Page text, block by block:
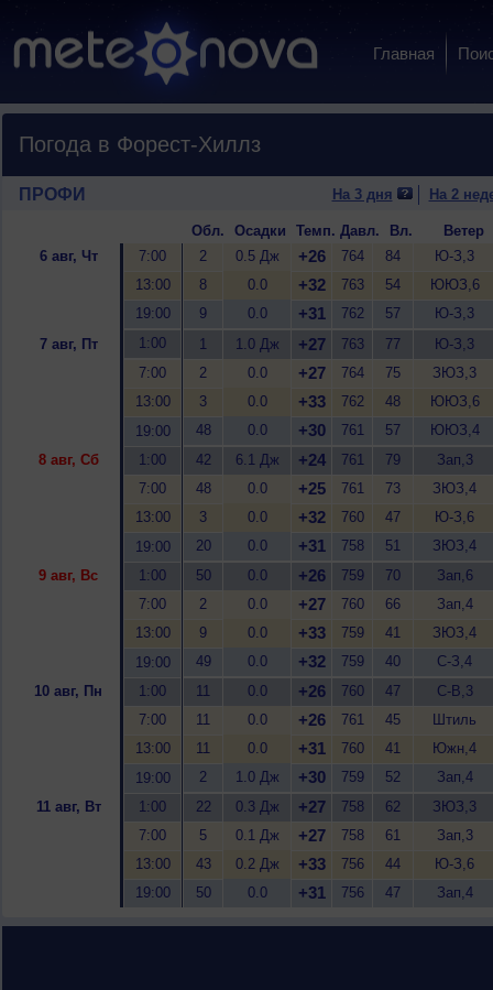
Главная
Погода в Форест-Хиллз
ПРОФИ На 3 дня На 2
Обл. Осадки Темп. Давл. Вл.
Ветер
6 авг, Чт
7:00 2 0.5 Дж +26 764 84
Ю-З,3
13:00
8 0.0 +32 763 54
ЮЮЗ,6
19:00
9 0.0 +31 762 57
Ю-З,3
7 авг, Пт
1:00 1 1.0 Дж +27 763 77
Ю-З,3
7:00
2 0.0 +27 764 75
ЗЮЗ,3
13:00
3 0.0 +33 762 48
ЮЮЗ,6
19:00
48 0.0 +30 761 57
ЮЮЗ,4
8 авг, Сб
1:00 42 6.1 Дж +24 761 79
Зап,3
7:00
48 0.0 +25 761 73
ЗЮЗ,4
13:00
3 0.0 +32 760 47
Ю-З,6
19:00
20 0.0 +31 758 51
ЗЮЗ,4
9 авг, Вс
1:00 50 0.0 +26 759 70
Зап,6
7:00
2 0.0 +27 760 66
Зап,4
13:00
9 0.0 +33 759 41
ЗЮЗ,4
19:00
49 0.0 +32 759 40
С-З,4
10 авг, Пн
1:00 11 0.0 +26 760 47
С-В,3
7:00
11 0.0 +26 761 45
Штиль
13:00
11 0.0 +31 760 41
Южн,4
19:00
2 1.0 Дж +30 759 52
Зап,4
11 авг, Вт
1:00 22 0.3 Дж +27 758 62
ЗЮЗ,3
7:00
5 0.1 Дж +27 758 61
Зап,3
13:00
43 0.2 Дж +33 756 44
Ю-З,6
19:00
50 0.0 +31 756 47 Зап,4